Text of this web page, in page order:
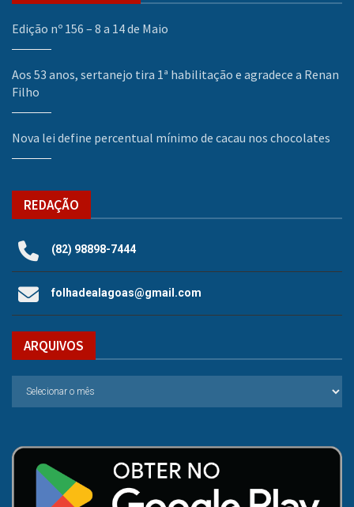
Edição nº 156 – 8 a 14 de Maio
Aos 53 anos, sertanejo tira 1ª habilitação e agradece a Renan
Filho
Nova lei define percentual mínimo de cacau nos chocolates
REDAÇÃO
(82) 98898-7444
folhadealagoas@gmail.com
ARQUIVOS